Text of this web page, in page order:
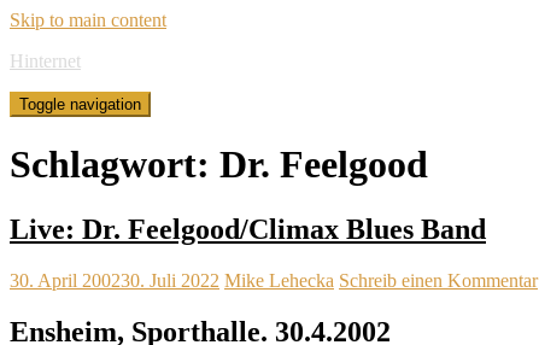
Skip to main content
Hinternet
Toggle navigation
Schlagwort: Dr. Feelgood
Live: Dr. Feelgood/Climax Blues Band
30. April 200230. Juli 2022 Mike Lehecka Schreib einen Kommentar
Ensheim, Sporthalle. 30.4.2002